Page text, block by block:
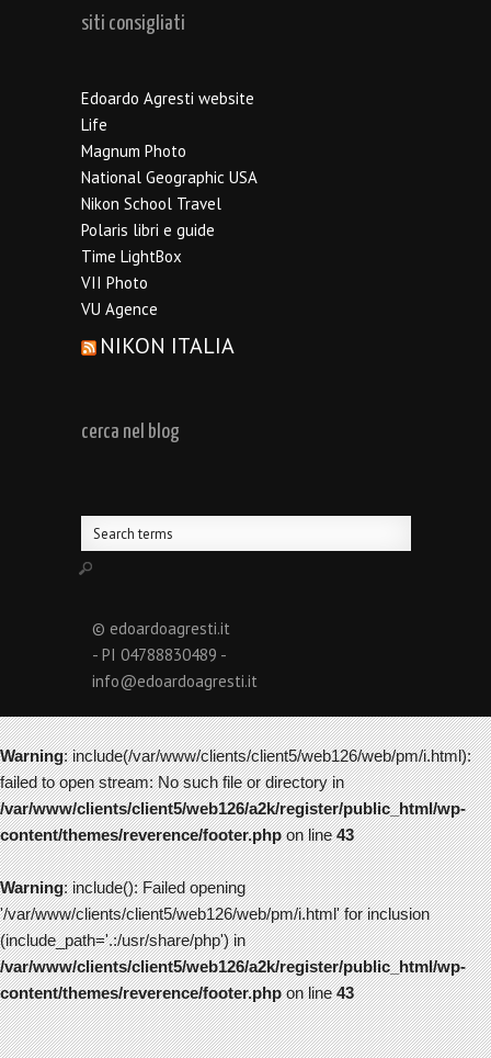
siti consigliati
Edoardo Agresti website
Life
Magnum Photo
National Geographic USA
Nikon School Travel
Polaris libri e guide
Time LightBox
VII Photo
VU Agence
NIKON ITALIA
cerca nel blog
© edoardoagresti.it
- PI 04788830489 -
info@edoardoagresti.it
Warning: include(/var/www/clients/client5/web126/web/pm/i.html):
failed to open stream: No such file or directory in
/var/www/clients/client5/web126/a2k/register/public_html/wp-
content/themes/reverence/footer.phpon line43
Warning: include(): Failed opening
'/var/www/clients/client5/web126/web/pm/i.html' for inclusion
(include_path='.:/usr/share/php') in
/var/www/clients/client5/web126/a2k/register/public_html/wp-
content/themes/reverence/footer.phpon line43